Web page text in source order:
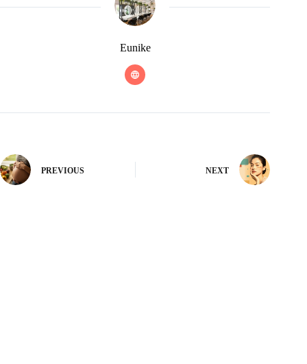
Eunike
PREVIOUS NEXT